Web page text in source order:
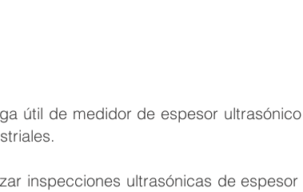
útil de medidor de espesor
inspecciones ultrasónicas de